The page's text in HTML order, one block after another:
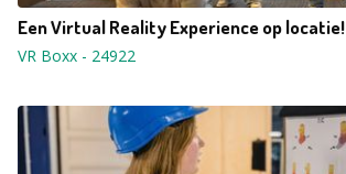
Een Virtual Reality Experience op locatie!
VR Boxx - 24922